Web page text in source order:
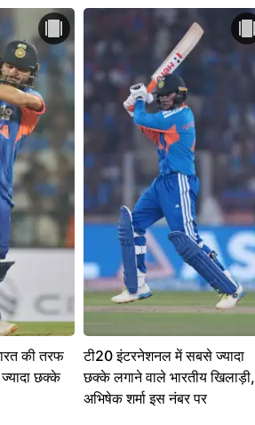
की तरफ
छक्के
टी20 इंटरनेशनल में सबसे ज्यादा
छक्के लगाने वाले भारतीय खिलाड़ी,
अभिषेक शर्मा इस नंबर पर